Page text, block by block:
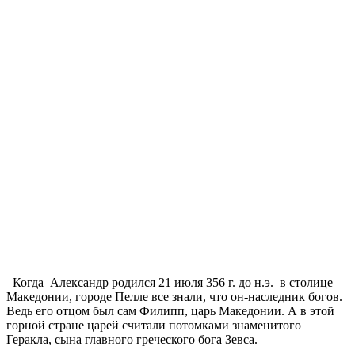
Когда Александр родился 21 июля 356 г. до н.э. в столице
Македонии, городе Пелле все знали, что он-наследник богов.
Ведь его отцом был сам Филипп, царь Македонии. А в этой
горной стране царей считали потомками знаменитого
Геракла, сына главного греческого бога Зевса.